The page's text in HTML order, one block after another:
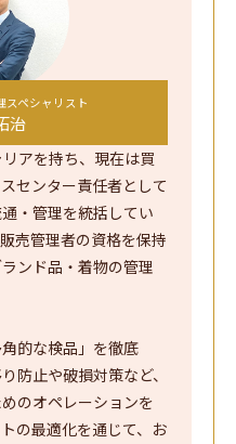
ペシャリスト
治
アを持ち、現在は買
センター責任者として
・管理を統括してい
売管理者の資格を保持
ンド品・着物の管理
的な検品」を徹底
防止や破損対策など、
のオペレーションを
の最適化を通じて、お